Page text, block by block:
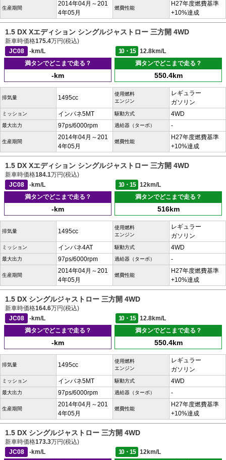
生産期間
2014年04月～201
4年05月
燃費性能
H27年度燃費基準
+10%達成
1.5 DX Xエディション シングルジャストロー 三方開 4WD
新車時価格175.4万円(税込)
JC08
-km/L 10・15
12.8km/L
満タンでどこまで走る？
-km
満タンでどこまで走る？
550.4km
排気量 1495cc
使用燃料
エンジン
レギュラー
ガソリン
ミッション インパネ5MT 駆動方式 4WD
最大出力 97ps/6000rpm 過給器（ターボ） -
生産期間
2014年04月～201
4年05月
燃費性能
H27年度燃費基準
+10%達成
1.5 DX Xエディション シングルジャストロー 三方開 4WD
新車時価格184.1万円(税込)
JC08
-km/L 10・15
12km/L
満タンでどこまで走る？
-km
満タンでどこまで走る？
516km
排気量 1495cc
使用燃料
エンジン
レギュラー
ガソリン
ミッション インパネ4AT 駆動方式 4WD
最大出力 97ps/6000rpm 過給器（ターボ） -
生産期間
2014年04月～201
4年05月
燃費性能
H27年度燃費基準
+10%達成
1.5 DX シングルジャストロー 三方開 4WD
新車時価格164.6万円(税込)
JC08
-km/L 10・15
12.8km/L
満タンでどこまで走る？
-km
満タンでどこまで走る？
550.4km
排気量 1495cc
使用燃料
エンジン
レギュラー
ガソリン
ミッション インパネ5MT 駆動方式 4WD
最大出力 97ps/6000rpm 過給器（ターボ） -
生産期間
2014年04月～201
4年05月
燃費性能
H27年度燃費基準
+10%達成
1.5 DX シングルジャストロー 三方開 4WD
新車時価格173.3万円(税込)
JC08
-km/L 10・15
12km/L